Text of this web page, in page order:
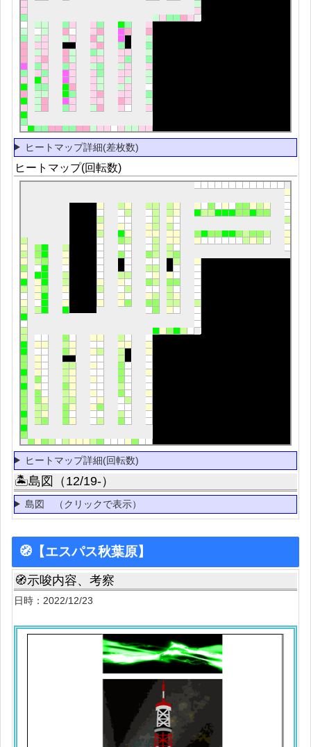
ヒートマップ詳細(差枚数)
ヒートマップ(回転数)
ヒートマップ詳細(回転数)
🏝島図（12/19-）
島図 （クリックで表示）
🧭【エスパス秋葉原】
🧭示唆内容、考察
日時：2022/12/23